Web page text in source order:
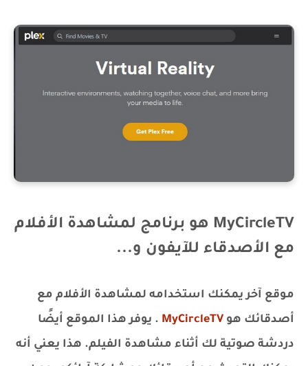
MyCircleTV هو برنامج لمشاهدة الأفلام
مع الأصدقاء للآيفون و...
موقع آخر يمكنك استخدامه لمشاهدة الأفلام مع
أصدقائك هو MyCircleTV . يوفر هذا الموقع أيضًا
دردشة صوتية لك أثناء مشاهدة الفيلم. هذا يعني أنه